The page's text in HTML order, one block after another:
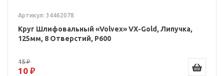
Артикул: 34462078
Круг Шлифовальный «Volvex» VX-Gold, Липучка,
125мм, 8 Отверстий, P600
15 ₽
10 ₽